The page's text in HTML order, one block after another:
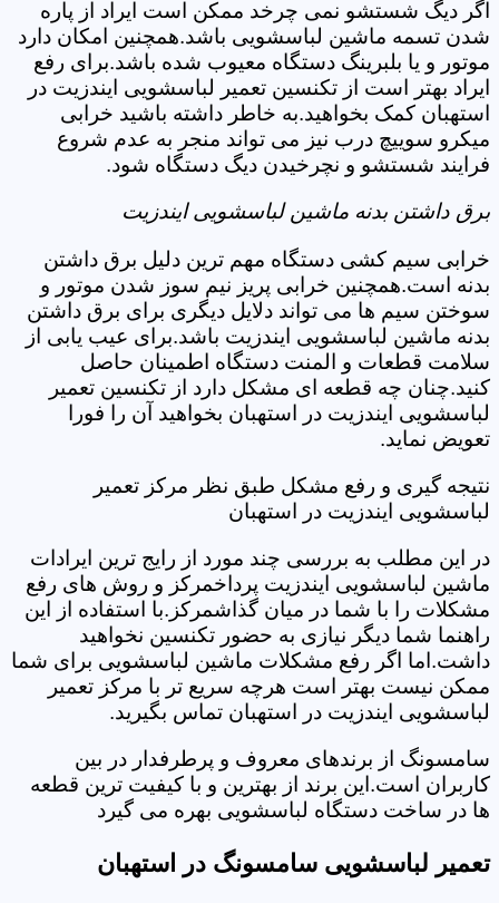
اگر دیگ شستشو نمی چرخد ممکن است ایراد از پاره
شدن تسمه ماشین لباسشویی باشد.همچنین امکان دارد
موتور و یا بلبرینگ دستگاه معیوب شده باشد.برای رفع
ایراد بهتر است از تکنسین تعمیر لباسشویی ایندزیت در
استهبان کمک بخواهید.به خاطر داشته باشید خرابی
میکرو سوییچ درب نیز می تواند منجر به عدم شروع
فرایند شستشو و نچرخیدن دیگ دستگاه شود.
برق داشتن بدنه ماشین لباسشویی ایندزیت
خرابی سیم کشی دستگاه مهم ترین دلیل برق داشتن
بدنه است.همچنین خرابی پریز نیم سوز شدن موتور و
سوختن سیم ها می تواند دلایل دیگری برای برق داشتن
بدنه ماشین لباسشویی ایندزیت باشد.برای عیب یابی از
سلامت قطعات و المنت دستگاه اطمینان حاصل
کنید.چنان چه قطعه ای مشکل دارد از تکنسین تعمیر
لباسشویی ایندزیت در استهبان بخواهید آن را فورا
تعویض نماید.
نتیجه گیری و رفع مشکل طبق نظر مرکز تعمیر
لباسشویی ایندزیت در استهبان
در این مطلب به بررسی چند مورد از رایج ترین ایرادات
ماشین لباسشویی ایندزیت پرداخمرکز و روش های رفع
مشکلات را با شما در میان گذاشمرکز.با استفاده از این
راهنما شما دیگر نیازی به حضور تکنسین نخواهید
داشت.اما اگر رفع مشکلات ماشین لباسشویی برای شما
ممکن نیست بهتر است هرچه سریع تر با مرکز تعمیر
لباسشویی ایندزیت در استهبان تماس بگیرید.
سامسونگ از برندهای معروف و پرطرفدار در بین
کاربران است.این برند از بهترین و با کیفیت ترین قطعه
ها در ساخت دستگاه لباسشویی بهره می گیرد
تعمیر لباسشویی سامسونگ در استهبان